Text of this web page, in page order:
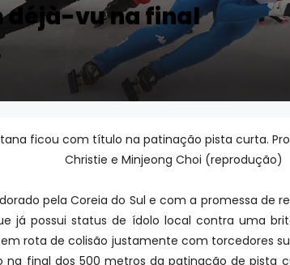
déjà-vu na final
ficou com título na patinação pista curta.
Christie e Minjeong Choi (reprodução)
pela Coreia do Sul e com a promessa de
já possui status de ídolo local contra uma
rota de colisão justamente com torcedores
na final dos 500 metros da patinação de pista